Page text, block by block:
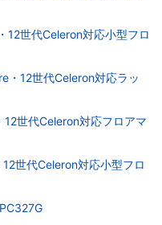
世代Celeron対応小型フロ
・12世代Celeron対応ラッ
世代Celeron対応フロアマ
世代Celeron対応小型フロ